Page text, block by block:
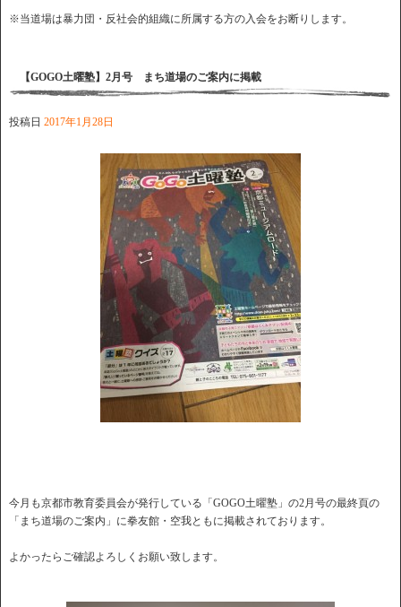
※当道場は暴力団・反社会的組織に所属する方の入会をお断りします。
【GOGO土曜塾】2月号 まち道場のご案内に掲載
投稿日 2017年1月28日
今月も京都市教育委員会が発行している「GOGO土曜塾」の2月号の最終頁の
「まち道場のご案内」に拳友館・空我ともに掲載されております。
よかったらご確認よろしくお願い致します。